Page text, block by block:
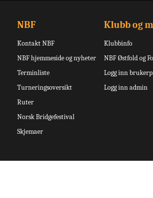
NBF
Kontakt NBF
NBF hjemmeside og nyheter
Terminliste
Turneringsoversikt
Ruter
Norsk Bridgefestival
Skjemaer
Klubb og
Klubbinfo
NBF Østfold og
Logg inn
Logg inn admin